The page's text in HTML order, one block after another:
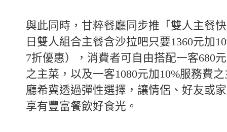
與此同時，甘粹餐廳同步推「雙人主餐
日雙人組合主餐含沙拉吧只要1360元加
7折優惠），消費者可自由搭配一客680
之主菜，以及一客1080元加10%服務費
廳希冀透過彈性選擇，讓情侶、好友或
享有豐富餐飲好食光。